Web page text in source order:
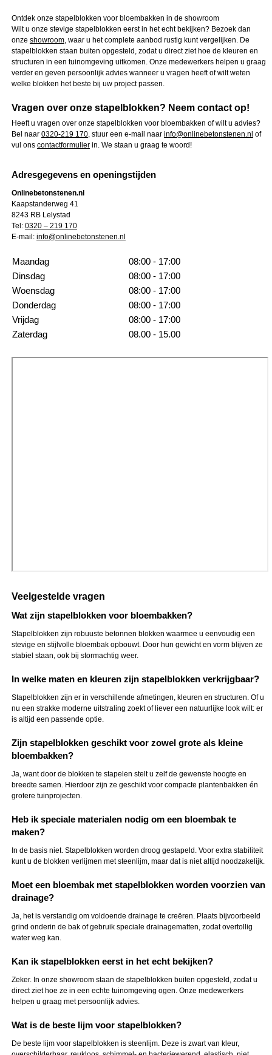
Ontdek onze stapelblokken voor bloembakken in de showroom
Wilt u onze stevige stapelblokken eerst in het echt bekijken? Bezoek dan
onze showroom, waar u het complete aanbod rustig kunt vergelijken. De
stapelblokken staan buiten opgesteld, zodat u direct ziet hoe de kleuren en
structuren in een tuinomgeving uitkomen. Onze medewerkers helpen u graag
verder en geven persoonlijk advies wanneer u vragen heeft of wilt weten
welke blokken het beste bij uw project passen.
Vragen over onze stapelblokken? Neem contact op!
Heeft u vragen over onze stapelblokken voor bloembakken of wilt u advies?
Bel naar 0320-219 170, stuur een e-mail naar info@onlinebetonstenen.nl of
vul ons contactformulierin. We staan u graag te woord!
Adresgegevens en openingstijden
Onlinebetonstenen.nl
Kaapstanderweg 41
8243 RB Lelystad
Tel: 0320 – 219 170
E-mail: info@onlinebetonstenen.nl
Maandag
08:00 - 17:00
Dinsdag
08:00 - 17:00
Woensdag
08:00 - 17:00
Donderdag
08:00 - 17:00
Vrijdag
08:00 - 17:00
Zaterdag
08.00 - 15.00
Veelgestelde vragen
Wat zijn stapelblokken voor bloembakken?
Stapelblokken zijn robuuste betonnen blokken waarmee u eenvoudig een
stevige en stijlvolle bloembak opbouwt. Door hun gewicht en vorm blijven ze
stabiel staan, ook bij stormachtig weer.
In welke maten en kleuren zijn stapelblokken verkrijgbaar?
Stapelblokken zijn er in verschillende afmetingen, kleuren en structuren. Of u
nu een strakke moderne uitstraling zoekt of liever een natuurlijke look wilt: er
is altijd een passende optie.
Zijn stapelblokken geschikt voor zowel grote als kleine
bloembakken?
Ja, want door de blokken te stapelen stelt u zelf de gewenste hoogte en
breedte samen. Hierdoor zijn ze geschikt voor compacte plantenbakken én
grotere tuinprojecten.
Heb ik speciale materialen nodig om een bloembak te
maken?
In de basis niet. Stapelblokken worden droog gestapeld. Voor extra stabiliteit
kunt u de blokken verlijmen met steenlijm, maar dat is niet altijd noodzakelijk.
Moet een bloembak met stapelblokken worden voorzien van
drainage?
Ja, het is verstandig om voldoende drainage te creëren. Plaats bijvoorbeeld
grind onderin de bak of gebruik speciale drainagematten, zodat overtollig
water weg kan.
Kan ik stapelblokken eerst in het echt bekijken?
Zeker. In onze showroom staan de stapelblokken buiten opgesteld, zodat u
direct ziet hoe ze in een echte tuinomgeving ogen. Onze medewerkers
helpen u graag met persoonlijk advies.
Wat is de beste lijm voor stapelblokken?
De beste lijm voor stapelblokken is steenlijm. Deze is zwart van kleur,